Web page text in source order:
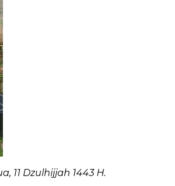
Dzulhijjah 1443 H.